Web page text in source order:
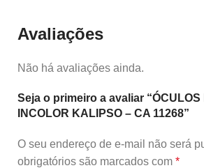
Avaliações
Não há avaliações ainda.
Seja o primeiro a avaliar “ÓCULOS
INCOLOR KALIPSO – CA 11268”
O seu endereço de e-mail não será
obrigatórios são marcados com *